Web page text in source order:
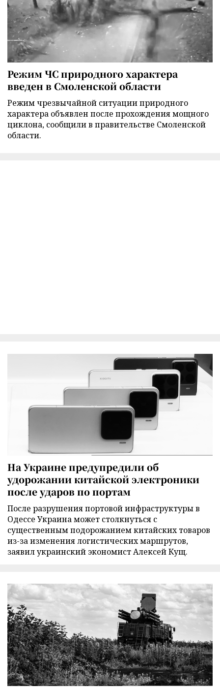
Режим ЧС природного характера
введен в Смоленской области
Режим чрезвычайной ситуации природного
характера объявлен после прохождения мощного
циклона, сообщили в правительстве Смоленской
области.
На Украине предупредили об
удорожании китайской электроники
после ударов по портам
После разрушения портовой инфраструктуры в
Одессе Украина может столкнуться с
существенным подорожанием китайских товаров
из-за изменения логистических маршрутов,
заявил украинский экономист Алексей Кущ.